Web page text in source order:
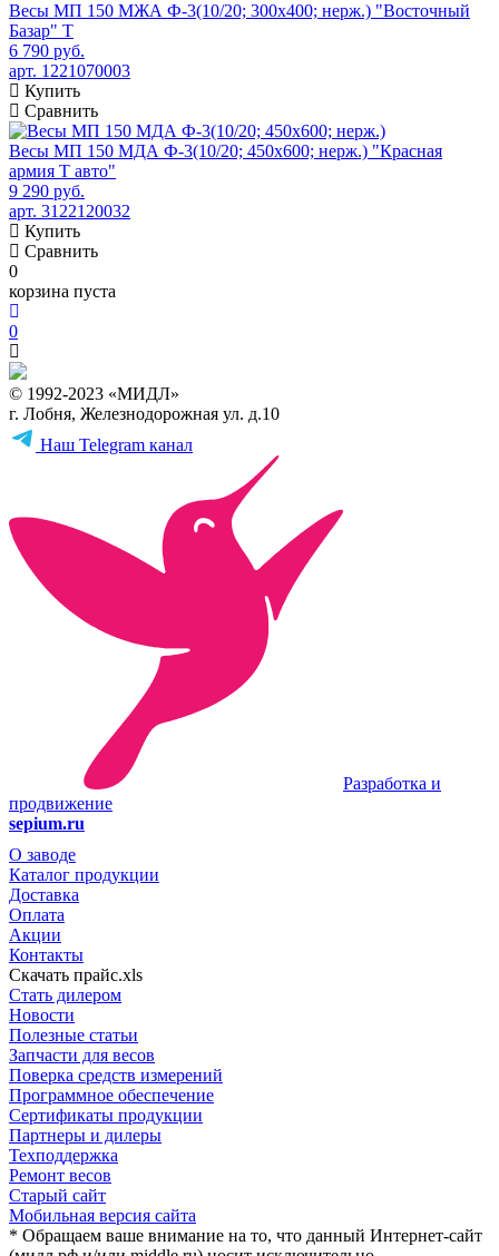
Весы МП 150 МЖА Ф-3(10/20; 300х400; нерж.) "Восточный
Базар" Т
6 790 руб.
арт. 1221070003
Купить
Сравнить
Весы МП 150 МДА Ф-3(10/20; 450х600; нерж.) "Красная
армия Т авто"
9 290 руб.
арт. 3122120032
Купить
Сравнить
0
корзина пуста
0
© 1992-2023 «МИДЛ»
г. Лобня, Железнодорожная ул. д.10
Наш Telegram канал
Разработка и
продвижение
sepium.ru
О заводе
Каталог продукции
Доставка
Оплата
Акции
Контакты
Скачать прайс.xls
Стать дилером
Новости
Полезные статьи
Запчасти для весов
Поверка средств измерений
Программное обеспечение
Сертификаты продукции
Партнеры и дилеры
Техподдержка
Ремонт весов
Старый сайт
Мобильная версия сайта
* Обращаем ваше внимание на то, что данный Интернет-сайт